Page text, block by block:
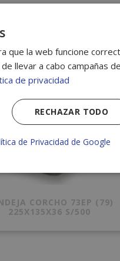
CORCHO 73EP (79)
225X135X36 S/500
que la web funcione
llevar a cabo campañas
de privacidad
RECHAZAR TODO
de Privacidad de Google